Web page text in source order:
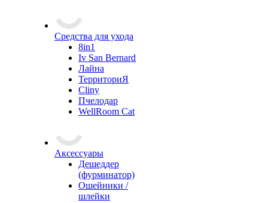
Средства для ухода
8in1
Iv San Bernard
Лайна
ТерриториЯ
Cliny
Пчелодар
WellRoom Cat
Аксессуары
Дешеддер
(фурминатор)
Ошейники /
шлейки